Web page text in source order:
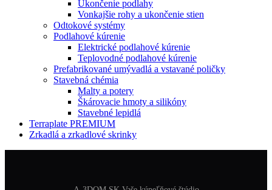
Ukončenie podlahy
Vonkajšie rohy a ukončenie stien
Odtokové systémy
Podlahové kúrenie
Elektrické podlahové kúrenie
Teplovodné podlahové kúrenie
Prefabrikované umývadlá a vstavané poličky
Stavebná chémia
Malty a potery
Škárovacie hmoty a silikóny
Stavebné lepidlá
Terraplate PREMIUM
Zrkadlá a zrkadlové skrinky